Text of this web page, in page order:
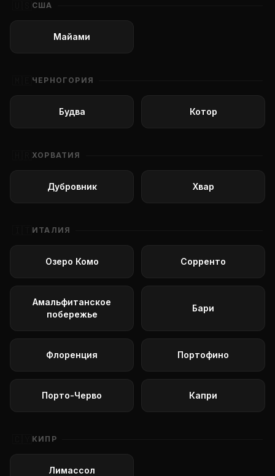
США
Майами
ЧЕРНОГОРИЯ
Будва Котор
ХОРВАТИЯ
Дубровник Хвар
ИТАЛИЯ
Озеро Комо Сорренто
Амальфитанское
побережье
Бари
Флоренция Портофино
Порто-Черво Капри
КИПР
Лимассол